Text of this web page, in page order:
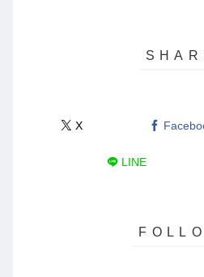
X
LINE